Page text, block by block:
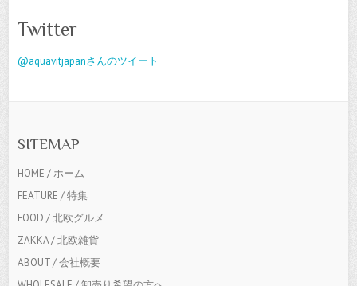
Twitter
@aquavitjapanさんのツイート
SITEMAP
HOME / ホーム
FEATURE / 特集
FOOD / 北欧グルメ
ZAKKA / 北欧雑貨
ABOUT / 会社概要